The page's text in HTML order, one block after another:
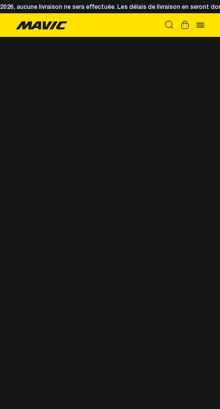
aucune livraison ne sera effectuée. Les délais de livraison en seront